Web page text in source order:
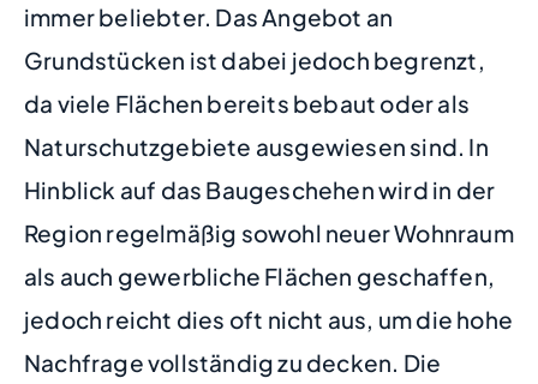
immer beliebter. Das Angebot an
Grundstücken ist dabei jedoch begrenzt,
da viele Flächen bereits bebaut oder als
Naturschutzgebiete ausgewiesen sind. In
Hinblick auf das Baugeschehen wird in der
Region regelmäßig sowohl neuer Wohnraum
als auch gewerbliche Flächen geschaffen,
jedoch reicht dies oft nicht aus, um die hohe
Nachfrage vollständig zu decken. Die